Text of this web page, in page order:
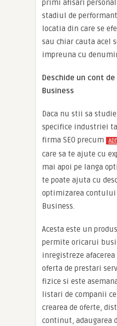
primi afisari
stadiul de
locatia din care se
sau chiar cauta acel
impreuna cu
Deschide un cont de
Business
Daca nu stii sa
specifice industriei
firma SEO precum
care sa te ajute cu
mai apoi pe langa
te poate ajuta cu
optimizarea contului
Business.
Acesta este un
permite oricarui
inregistreze
oferta de prestari
fizice si este
listari de companii
crearea de oferte,
continut, adaugarea